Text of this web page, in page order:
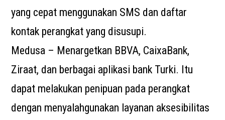
yang cepat menggunakan SMS dan daftar
kontak perangkat yang disusupi.
Medusa – Menargetkan BBVA, CaixaBank,
Ziraat, dan berbagai aplikasi bank Turki. Itu
dapat melakukan penipuan pada perangkat
dengan menyalahgunakan layanan aksesibilitas